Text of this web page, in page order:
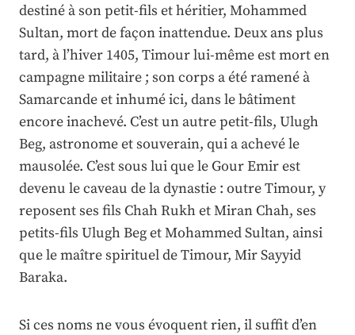
destiné à son petit-fils et héritier, Mohammed
Sultan, mort de façon inattendue. Deux ans plus
tard, à l’hiver 1405, Timour lui-même est mort en
campagne militaire ; son corps a été ramené à
Samarcande et inhumé ici, dans le bâtiment
encore inachevé. C’est un autre petit-fils, Ulugh
Beg, astronome et souverain, qui a achevé le
mausolée. C’est sous lui que le Gour Emir est
devenu le caveau de la dynastie : outre Timour, y
reposent ses fils Chah Rukh et Miran Chah, ses
petits-fils Ulugh Beg et Mohammed Sultan, ainsi
que le maître spirituel de Timour, Mir Sayyid
Baraka.
Si ces noms ne vous évoquent rien, il suffit d’en